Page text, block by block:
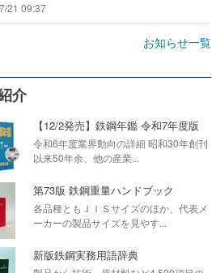
21 09:37
お知らせ一覧
介
【12/2発売】鉄鋼年鑑 令和7年度版
令和6年度業界動向の詳細 昭和30年創刊
以来50年余、他の産業...
第73版 鉄鋼重量ハンドブック
各品種ともＪＩＳサイズのほか、代表メ
ーカーの製品サイズを見やす...
新版鉄鋼実務用語辞典